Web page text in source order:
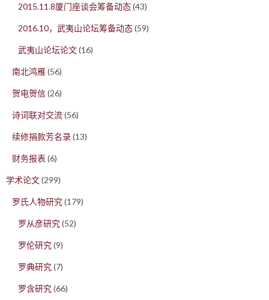
2015.11.8厦门座谈会筹备动态(43)
2016.10，武夷山论坛筹备动态(59)
武夷山论坛论文(16)
南北鸿雁(56)
贺电贺信(26)
诗词联对交流(56)
续修捐款芳名录(13)
财务报表 (6)
学术论文(299)
罗氏人物研究(179)
罗从彦研究(52)
罗伦研究(9)
罗典研究(7)
罗含研究(66)